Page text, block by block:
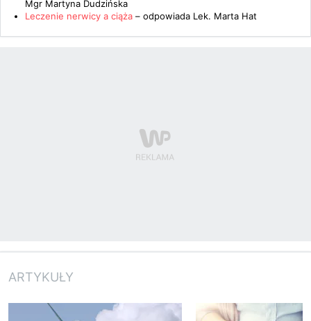
Mgr Martyna Dudzińska
Leczenie nerwicy a ciąża – odpowiada Lek. Marta Hat
ARTYKUŁY